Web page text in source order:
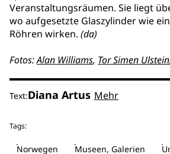
Veranstaltungsräumen. Sie liegt
wo aufgesetzte Glaszylinder wie
Röhren wirken. (da)
Fotos:Alan Williams, Tor Simen Ulstein
Text:Diana Artus Mehr
Tags:
Norwegen Museen, Galerien